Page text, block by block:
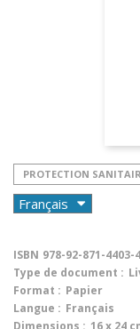
PROTECTION
ISBN 978-92-871-4403-4
Type de document :
Format : Papier
Langue : Français
Dimensions : 16 x 24